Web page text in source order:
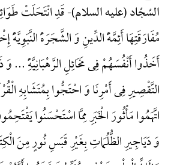
السّجّاد (علیه السلام)-قَدِ انْتَحَلَتْ
مُفَارَقَتِهَا أَئِمَّهًَْ الدِّینِ وَ الشَّجَرَهًَْ النَّبَوِیَّهًَْ
أَخَذُوا أَنْفُسَهُمْ فِی مَخَائِلِ الرَّهْبَانِیَّهًِْ ...
التَّقْصِیرِ فِی أَمْرِنَا وَ احْتَجُّوا بِمُتَشَابِهِ
اتَّهَمُوا مَأْثُورَ الْخَبَرِ مِمَّا اسْتَحْسَنُوا
وَ دَیَاجِیرِ الظُّلُمَاتِ بِغَیْرِ قَبَسِ نُورٍ مِنَ